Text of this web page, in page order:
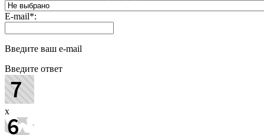
E-mail*:
Введите ваш e-mail
Введите ответ
x